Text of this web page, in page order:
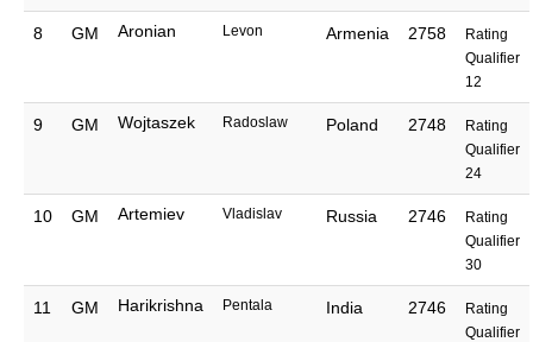
8 GM Aronian Levon Armenia 2758
Rating
Qualifier
12
9 GM Wojtaszek Radoslaw Poland 2748
Rating
Qualifier
24
10 GM Artemiev Vladislav Russia 2746
Rating
Qualifier
30
11 GM Harikrishna Pentala India 2746
Rating
Qualifier